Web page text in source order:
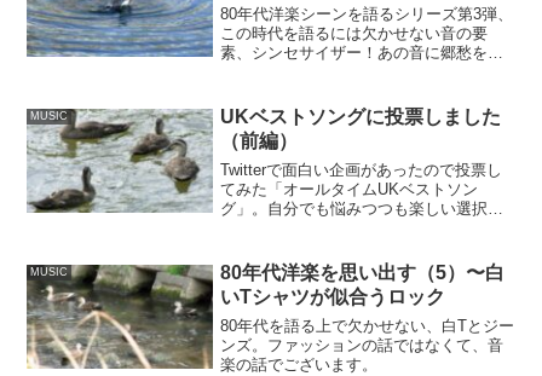
80年代洋楽シーンを語るシリーズ第3弾、
この時代を語るには欠かせない音の要
素、シンセサイザー！あの音に郷愁を覚
MUSIC
UKベストソングに投票しました
（前編）
Twitterで面白い企画があったので投票し
てみた「オールタイムUKベストソン
グ」。自分でも悩みつつも楽しい選択で
MUSIC
80年代洋楽を思い出す（5）〜白
いTシャツが似合うロック
80年代を語る上で欠かせない、白Tとジー
ンズ。ファッションの話ではなくて、音
楽の話でございます。